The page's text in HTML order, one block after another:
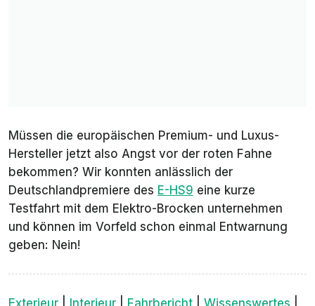
Müssen die europäischen Premium- und Luxus-
Hersteller jetzt also Angst vor der roten Fahne
bekommen? Wir konnten anlässlich der
Deutschlandpremiere des E-HS9 eine kurze
Testfahrt mit dem Elektro-Brocken unternehmen
und können im Vorfeld schon einmal Entwarnung
geben: Nein!